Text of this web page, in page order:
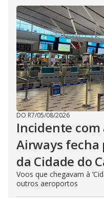
DO R7/05/08/2026
Incidente com
Airways fecha
da Cidade do
Voos que chegavam à
outros aeroportos